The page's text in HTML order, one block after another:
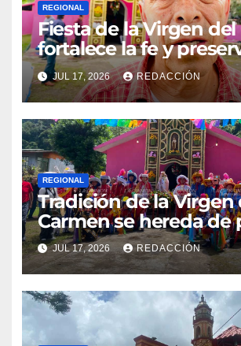
REGIONAL
Fiesta de la Virgen
fortalece la fe y
tradiciones en El
JUL 17, 2026 REDACCIÓN
REGIONAL
Tradición de la Virgen
Carmen se hereda de
hijos en El Esquilón,
JUL 17, 2026 REDACCIÓN